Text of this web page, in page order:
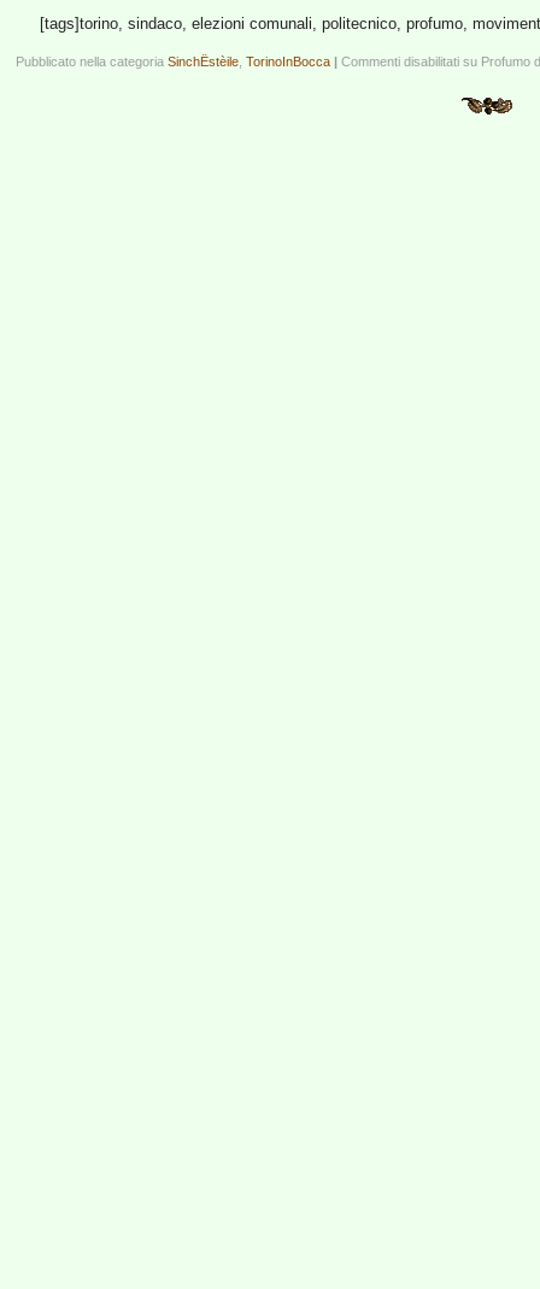
[tags]torino, sindaco, elezioni comunali, politecnico, profumo,
Pubblicato nella categoria SinchËstèile TorinoInBocca | Commenti disabilitati su Profumo